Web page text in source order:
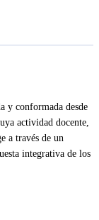
y conformada desde
actividad docente,
a través de un
integrativa de los